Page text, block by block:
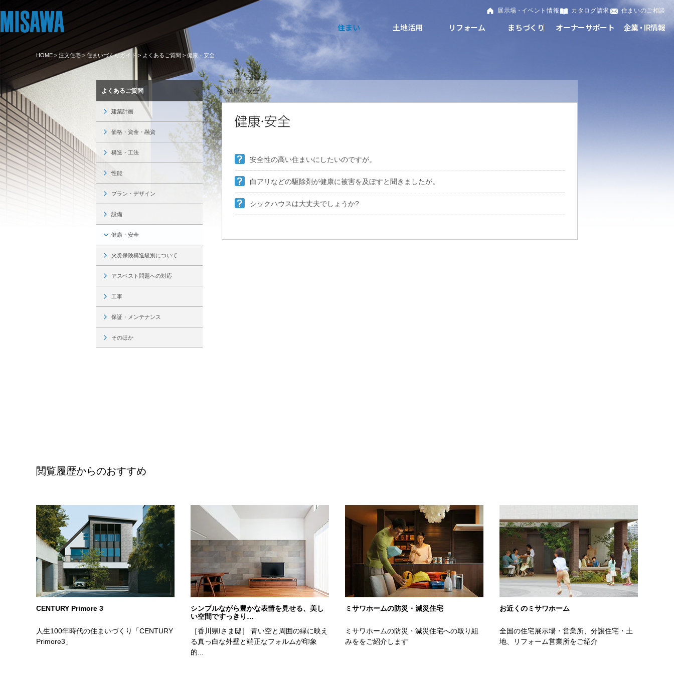
住まい
住まい
建てる [注文住宅]
商品ラインアップ
デザイン
テクノロジー（住まいの性能）
建築事例・建築実例
デザイナーズギャラリー
インテリア
住まいづくりガイド
買う
スムストック検索
分譲マンション検索
土地活用
土地活用
個人のお客さま
賃貸住宅
賃貸併用住宅
店舗・各種施設
土地活用モデルルーム見学
土地活用実例
法人のお客さま
医療・介護・子育て・障がい福祉施設
リフォーム
リフォーム
戸建て・マンション
ミサワリフォームとは
リフォームの流れ
リフォームメニュー
リフォーム事例
事業用
リフォーム営業所
まちづくり
まちづくり
複合開発・投資開発
複合開発事業（ASMACI-アスマチ-）
再開発・官民連携事業
分譲マンション開発事業
収益不動産・投資開発事業
建築再生事業
事業用売買
オーナーサポート
オーナーサポート
サポートメニュー
住まいるりんぐ（ロングサポート）
保証制度
アフターメンテナンス
ミサワリフォーム
ご相談窓口
企業・IR情報
企業・IR情報
企業・IR
ニュース
MISAWAについて
ミサワホームグループ
IR情報
SDGs
環境活動
採用情報
障がい者採用
ウエルネス事業
海外事業
展示場・ イベント情報 カタログ請求 住まいのご相談
HOME > 注文住宅> 住まいづくりガイド > よくあるご質問 > 健康・安全
よくあるご質問
建築計画
価格・資金・融資
構造・工法
性能
プラン・デザイン
設備
健康・安全
火災保険構造級別について
アスベスト問題への対応
工事
保証・メンテナンス
そのほか
健康・安全
安全性の高い住まいにしたいのですが。
白アリなどの駆除剤が健康に被害を及ぼすと聞きましたが。
シックハウスは大丈夫でしょうか?
閲覧履歴からのおすすめ
商品
CENTURY Primore 3
人生100年時代の住まいづくり「CENTURY
Primore3」
実例
シンプルながら豊かな表情を見せる、美し
い空間ですっきり…
［香川県Iさま邸］ 青い空と周囲の緑に映え
る真っ白な外壁と端正なフォルムが印象
的...
ミサワホームの防災・減災住宅
ミサワホームの防災・減災住宅への取り組
みををご紹介します
お近くのミサワホーム
全国の住宅展示場・営業所、分譲住宅・土
地、リフォーム営業所をご紹介